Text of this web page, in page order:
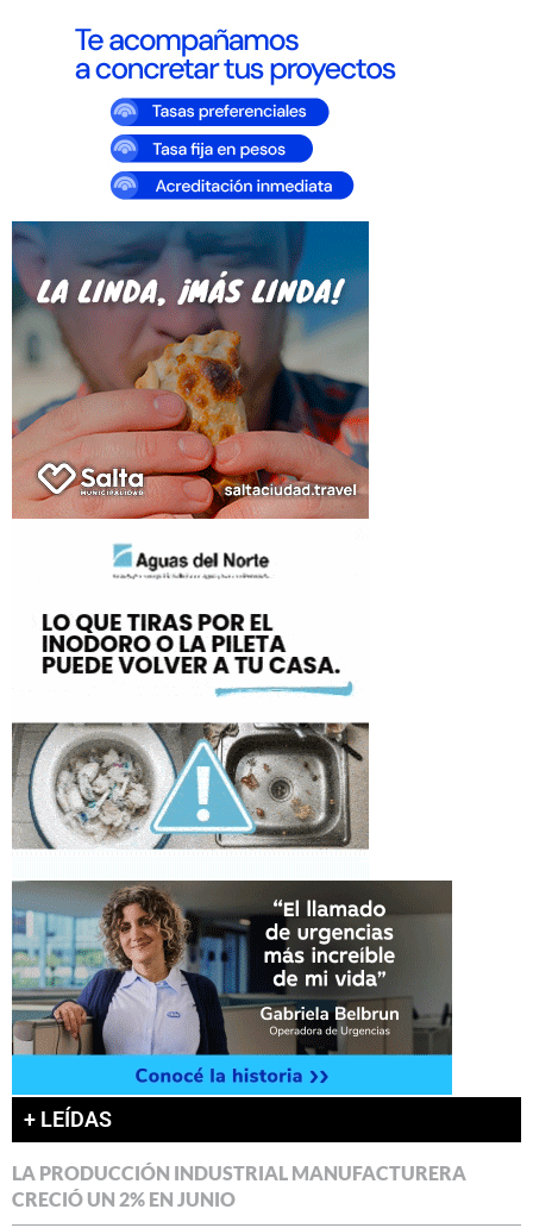
+ LEÍDAS
LA PRODUCCIÓN INDUSTRIAL MANUFACTURERA
CRECIÓ UN 2% EN JUNIO